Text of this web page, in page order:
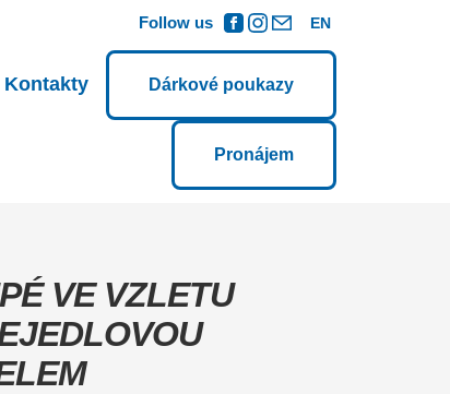
Follow us EN
Kontakty Dárkové poukazy
Pronájem
VE VZLETU